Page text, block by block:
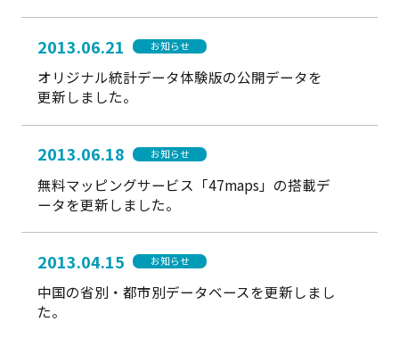
2013.06.21 お知らせ
オリジナル統計データ体験版の公開データを
更新しました。
2013.06.18 お知らせ
無料マッピングサービス「47maps」の搭載デ
ータを更新しました。
2013.04.15 お知らせ
中国の省別・都市別データベースを更新しまし
た。